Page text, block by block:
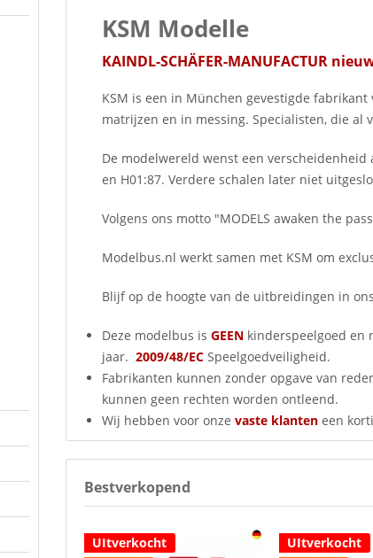
KSM Modelle
KAINDL-SCHÄFER-MANUFACTUR
KSM is een in München gevestigde
matrijzen en in messing. Specialisten, die al
De modelwereld wenst een verscheidenheid
en H01:87. Verdere schalen later niet
Volgens ons motto "MODELS awaken the
Modelbus.nl werkt samen met KSM om
Blijf op de hoogte van de uitbreidingen in
Deze modelbus is GEEN kinderspeelgoed en
jaar. 2009/48/EC Speelgoedveiligheid.
Fabrikanten kunnen zonder opgave van
kunnen geen rechten worden ontleend.
Wij hebben voor onze vaste klanten een
Bestverkopend
UItverkocht
UItverkocht